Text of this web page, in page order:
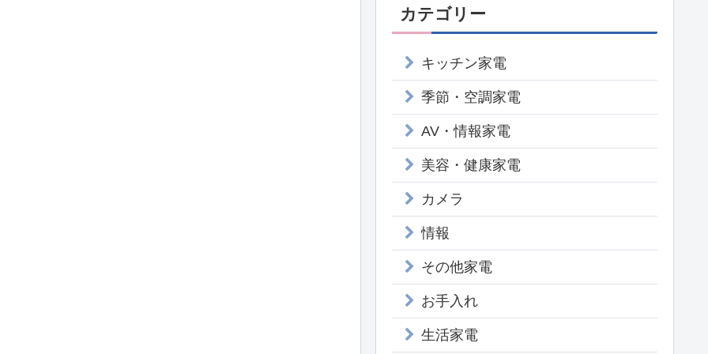
カテゴリー
キッチン家電
季節・空調家電
AV・情報家電
美容・健康家電
カメラ
情報
その他家電
お手入れ
生活家電